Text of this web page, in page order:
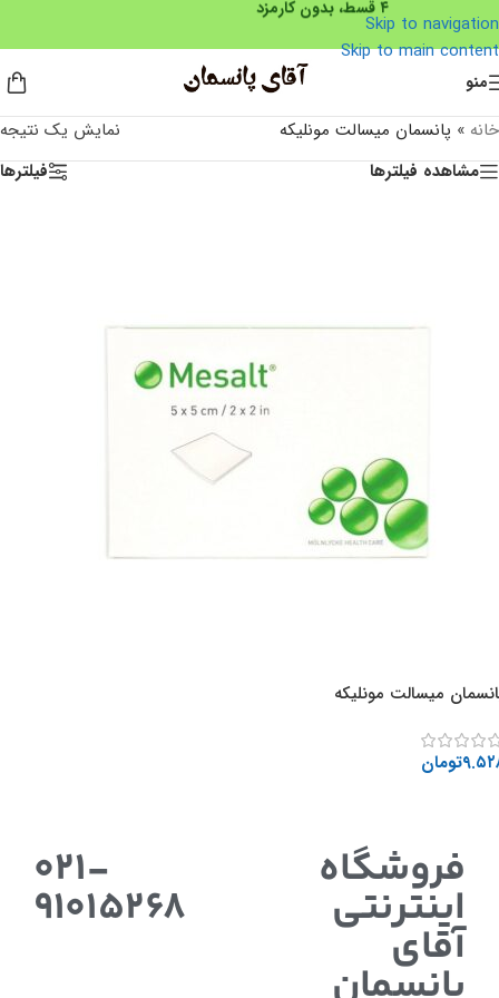
Skip to navigation
Skip to main content
منو
خانه » پانسمان میسالت مونلیکه
نمایش یک نتیجه
مشاهده فیلترها
فیلترها
میسالت مونلیکه
تومان
فروشگاه
اینترنتی
آقای
021-
91015268